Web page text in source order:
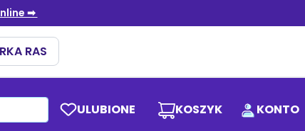
KOSZYK
ULUBIONE KONTO